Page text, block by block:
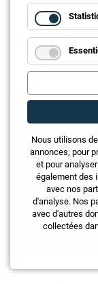
Capter le CO2
Nous utilisons
annonces, pour
et pour
également des
avec nos
d'analyse. Nos
avec d'autres
collectées